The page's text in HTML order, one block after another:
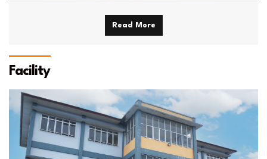
Read More
Facility